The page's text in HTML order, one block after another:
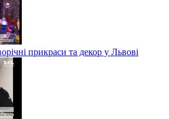
прикраси та декор у Львові